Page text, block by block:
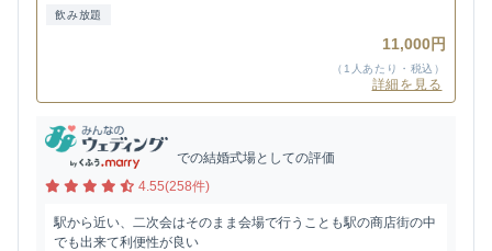
飲み放題
11,000円
（1人あたり・税込）
詳細を見る
での結婚式場としての評価
4.55(258件)
駅から近い、二次会はそのまま会場で行うことも駅の商店街の中
でも出来て利便性が良い